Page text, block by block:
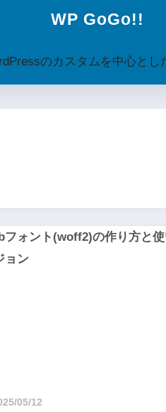
WP GoGo!!
のカスタムを中心とし
05/12